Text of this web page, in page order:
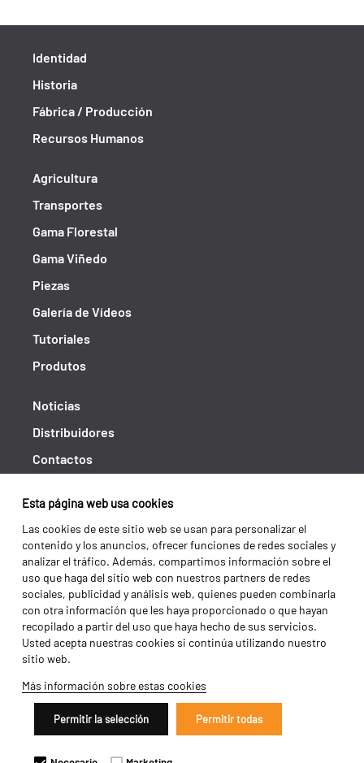
Esta página web usa cookies
Las cookies de este sitio web se usan para personalizar el
contenido y los anuncios, ofrecer funciones de redes sociales y
analizar el tráfico. Además, compartimos información sobre el
uso que haga del sitio web con nuestros partners de redes
sociales, publicidad y análisis web, quienes pueden combinarla
con otra información que les haya proporcionado o que hayan
recopilado a partir del uso que haya hecho de sus servicios.
Usted acepta nuestras cookies si continúa utilizando nuestro
sitio web.
Más información sobre estas cookies
Permitir la selección Permitir todas
Identidad
Historia
Fábrica / Producción
Recursos Humanos
Agricultura
Transportes
Gama Florestal
Gama Viñedo
Piezas
Galería de Vídeos
Tutoriales
Produtos
Noticias
Distribuidores
Contactos
Shipping returns
Política de privacidad
Términos y condiciones